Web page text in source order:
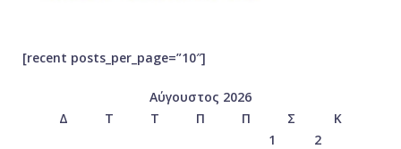
[recent posts_per_page=”10″]
Αύγουστος 2026
Δ
Τ Τ Π Π Σ
Κ
1
2